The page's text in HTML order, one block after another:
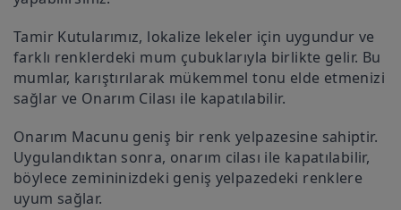
Tamir Kutularımız, lokalize lekeler için uygundur ve
farklı renklerdeki mum çubuklarıyla birlikte gelir. Bu
mumlar, karıştırılarak mükemmel tonu elde etmenizi
sağlar ve Onarım Cilası ile kapatılabilir.
Onarım Macunu geniş bir renk yelpazesine sahiptir.
Uygulandıktan sonra, onarım cilası ile kapatılabilir,
böylece zemininizdeki geniş yelpazedeki renklere
uyum sağlar.